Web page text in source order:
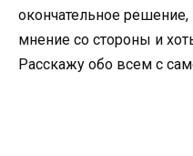
окончательное решение,
мнение со стороны и
Расскажу обо всем с